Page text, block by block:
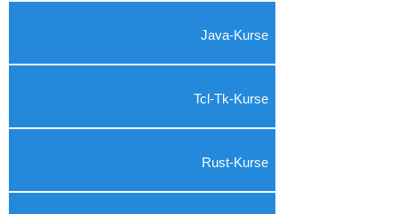
Java-Kurse
Tcl-Tk-Kurse
Rust-Kurse